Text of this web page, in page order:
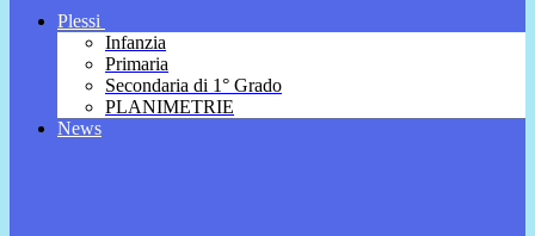
Plessi
Infanzia
Primaria
Secondaria di 1° Grado
PLANIMETRIE
News